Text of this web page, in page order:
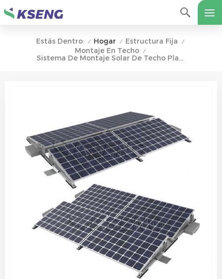
Estás Dentro: / Hogar / Estructura Fija /
Montaje En Techo /
Sistema De Montaje Solar De Techo Plano Estantería Solar De Aluminio Soporte De Montaje De Techo Lastrado